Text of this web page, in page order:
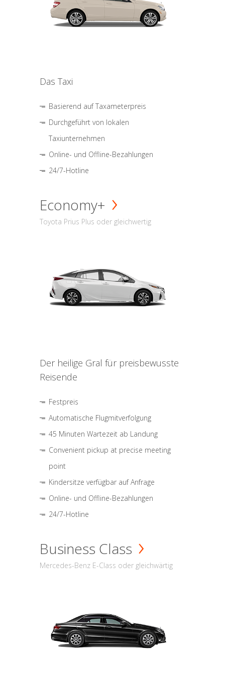
Das Taxi
Basierend auf Taxameterpreis
Durchgeführt von lokalen
Taxiunternehmen
Online- und Offline-Bezahlungen
24/7-Hotline
Economy+
Toyota Prius Plus oder gleichwertig
Der heilige Gral für preisbewusste
Reisende
Festpreis
Automatische Flugmitverfolgung
45 Minuten Wartezeit ab Landung
Convenient pickup at precise meeting
point
Kindersitze verfügbar auf Anfrage
Online- und Offline-Bezahlungen
24/7-Hotline
Business Class
Mercedes-Benz E-Class oder gleichwärtig